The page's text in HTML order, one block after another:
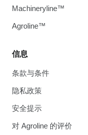
信息
条款与条件
隐私政策
安全提示
对 Agroline 的评价
Machineryline™
Agroline™